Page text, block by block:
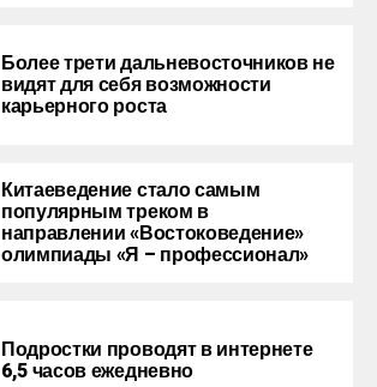
Более трети дальневосточников не
видят для себя возможности
карьерного роста
Китаеведение стало самым
популярным треком в
направлении «Востоковедение»
олимпиады «Я – профессионал»
Подростки проводят в интернете
6,5 часов ежедневно